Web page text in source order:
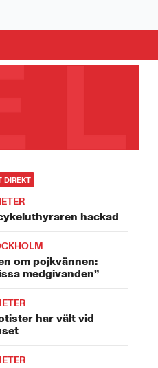
DIREKT
hackad
om pojkvännen:
medgivanden”
har vält vid